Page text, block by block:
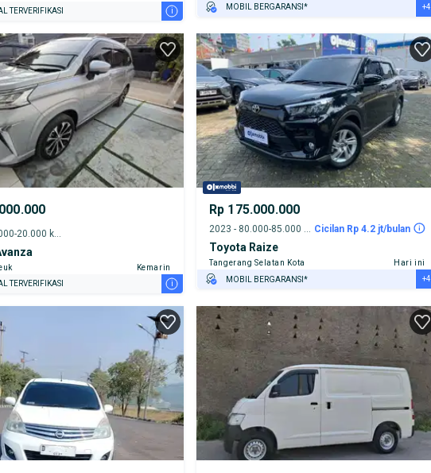
TERVERIFIKASI
i
MOBIL BERGARANSI*
TEST DRIVE DARI RUMAH
GRATIS BIAYA JASA PERAWATAN*
PENJUAL TERVERIFIKASI
+4
Kemarin
TERVERIFIKASI
i
Rp 175.000.000
Cicilan Rp 4.2 jt/bulan
Toyota Raize
Tangerang Selatan Kota
Hari ini
MOBIL BERGARANSI*
TEST DRIVE DARI RUMAH
GRATIS BIAYA JASA PERAWATAN*
PENJUAL TERVERIFIKASI
+4